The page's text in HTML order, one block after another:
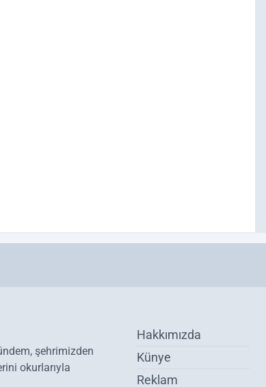
şehrimizden
okurlarıyla
Hakkımızda
Künye
Reklam